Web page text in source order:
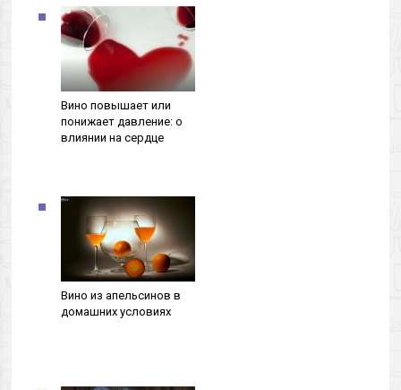
Вино повышает или
понижает давление: о
влиянии на сердце
Вино из апельсинов в
домашних условиях